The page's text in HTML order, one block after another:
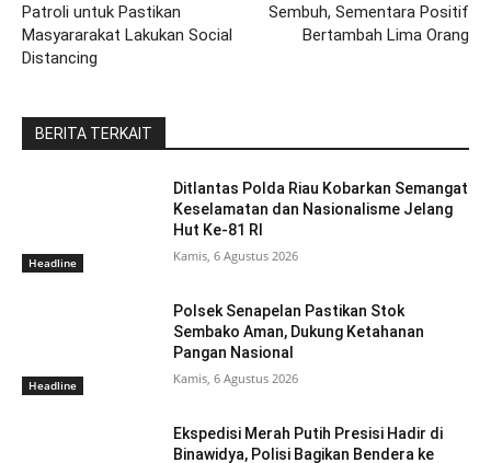
Patroli untuk Pastikan
Masyararakat Lakukan Social
Distancing
Sembuh, Sementara Positif
Bertambah Lima Orang
BERITA TERKAIT
Headline
Ditlantas Polda Riau Kobarkan Semangat
Keselamatan dan Nasionalisme Jelang
Hut Ke-81 RI
Kamis, 6 Agustus 2026
Headline
Polsek Senapelan Pastikan Stok
Sembako Aman, Dukung Ketahanan
Pangan Nasional
Kamis, 6 Agustus 2026
Ekspedisi Merah Putih Presisi Hadir di
Binawidya, Polisi Bagikan Bendera ke